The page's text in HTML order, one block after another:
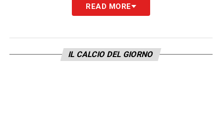
tutto da costruire e la squadra da
che vanno chiariti. Bisogna capire chi sarà il
portiere nella prossima stagione e
READ MORE
IL CALCIO DEL GIORNO